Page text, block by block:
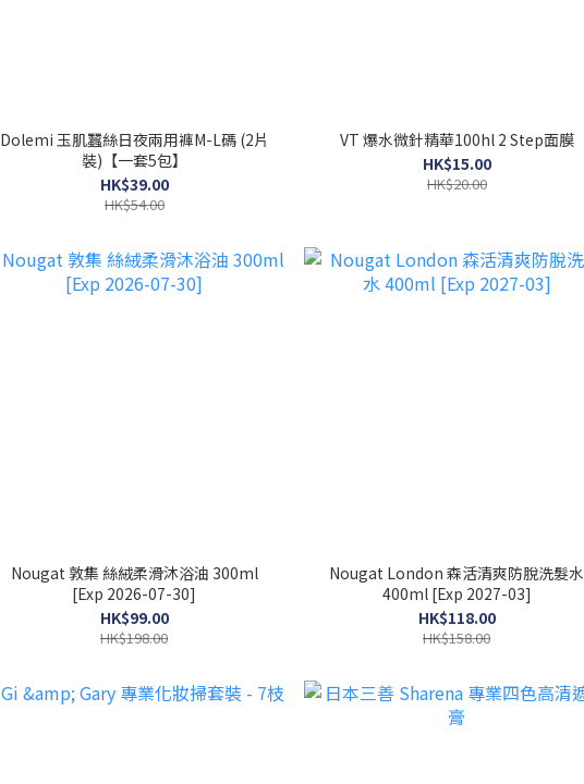
Dolemi 玉肌蠶絲日夜兩用褲M-L碼 (2片
裝)【一套5包】
HK$39.00
HK$54.00
VT 爆水微針精華100hl 2 Step面膜
HK$15.00
HK$20.00
Nougat 敦集 絲絨柔滑沐浴油 300ml
[Exp 2026-07-30]
HK$99.00
HK$198.00
Nougat London 森活清爽防脫洗髮水
400ml [Exp 2027-03]
HK$118.00
HK$158.00